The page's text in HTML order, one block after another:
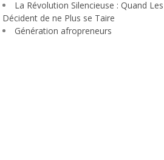
La Révolution Silencieuse : Quand
Décident de ne Plus se Taire
Génération afropreneurs